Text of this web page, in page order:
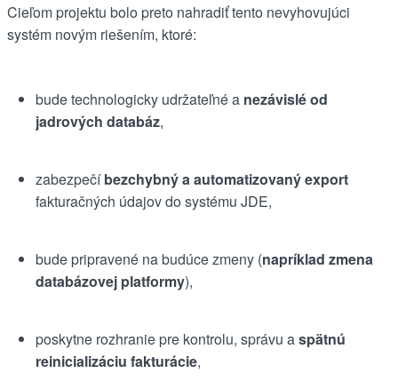
Cieľom projektu bolo preto nahradiť tento nevyhovujúci
systém novým riešením, ktoré:
bude technologicky udržateľné a nezávislé od
jadrových databáz,
zabezpečíbezchybný a automatizovaný export
fakturačných údajov do systému JDE,
bude pripravené na budúce zmeny (napríklad zmena
databázovej platformy),
poskytne rozhranie pre kontrolu, správu aspätnú
reinicializáciu fakturácie,